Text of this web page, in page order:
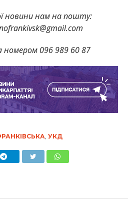
новини нам на пошту:
номером 096 989 60 87
УКД